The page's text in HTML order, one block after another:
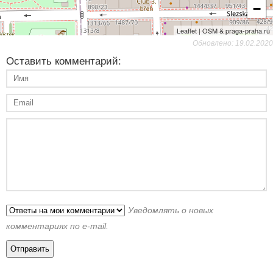
−
Leaflet | OSM & praga-praha.ru
Обновлено: 19.02.2020
Оставить комментарий:
Уведомлять о новых
комментариях по e-mail.